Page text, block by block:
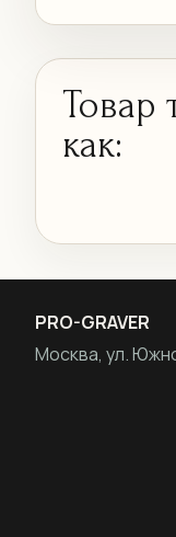
Товар
как:
PRO-GRAVER
Москва, ул.